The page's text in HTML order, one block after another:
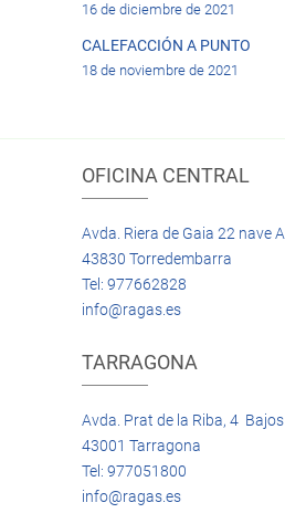
16 de diciembre de 2021
CALEFACCIÓN A PUNTO
18 de noviembre de 2021
OFICINA CENTRAL
Avda. Riera de Gaia 22 nave A
43830 Torredembarra
Tel: 977662828
info@ragas.es
TARRAGONA
Avda. Prat de la Riba, 4 Bajos
43001 Tarragona
Tel: 977051800
info@ragas.es